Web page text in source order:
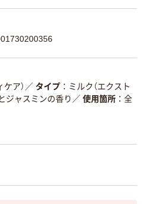
ア） ／ タイプ
ミルク（エクスト
ジャスミンの香り ／ 使用箇所
全